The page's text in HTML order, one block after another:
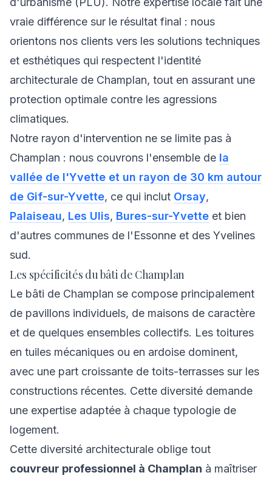
vraie différence sur le résultat final : nous
orientons nos clients vers les solutions techniques
et esthétiques qui respectent l'identité
architecturale de Champlan, tout en assurant une
protection optimale contre les agressions
climatiques.
Notre rayon d'intervention ne se limite pas à
Champlan : nous couvrons l'ensemble de la
vallée de l'Yvette et un rayon de 30 km autour
de Gif-sur-Yvette, ce qui inclut Orsay,
Palaiseau, Les Ulis, Bures-sur-Yvette et bien
d'autres communes de l'Essonne et des Yvelines
sud.
Les spécificités du bâti de Champlan
Le bâti de Champlan se compose principalement
de pavillons individuels, de maisons de caractère
et de quelques ensembles collectifs. Les toitures
en tuiles mécaniques ou en ardoise dominent,
avec une part croissante de toits-terrasses sur les
constructions récentes. Cette diversité demande
une expertise adaptée à chaque typologie de
logement.
Cette diversité architecturale oblige tout
couvreur professionnel à Champlan à maîtriser